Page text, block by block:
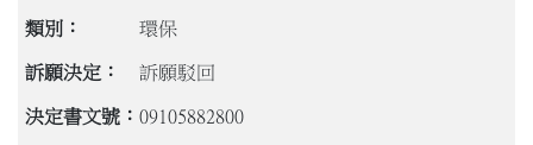
環保
訴願駁回
09105882800